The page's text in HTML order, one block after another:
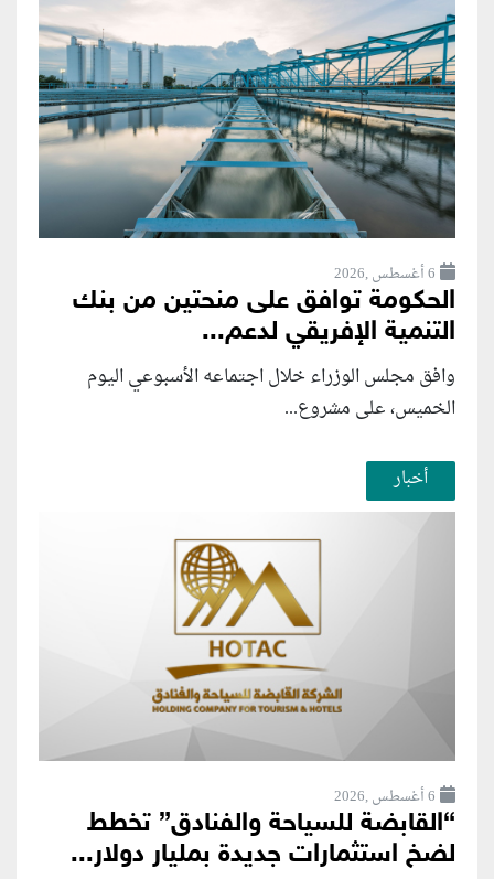
6 أغسطس ,2026
الحكومة توافق على منحتين من بنك
التنمية الإفريقي لدعم...
وافق مجلس الوزراء خلال اجتماعه الأسبوعي اليوم
الخميس، على مشروع...
أخبار
6 أغسطس ,2026
“القابضة للسياحة والفنادق” تخطط
لضخ استثمارات جديدة بمليار دولار...